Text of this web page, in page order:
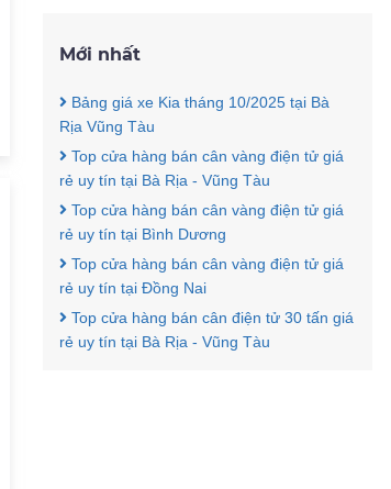
Mới nhất
Bảng giá xe Kia tháng 10/2025 tại Bà
Rịa Vũng Tàu
Top cửa hàng bán cân vàng điện tử giá
rẻ uy tín tại Bà Rịa - Vũng Tàu
Top cửa hàng bán cân vàng điện tử giá
rẻ uy tín tại Bình Dương
Top cửa hàng bán cân vàng điện tử giá
rẻ uy tín tại Đồng Nai
Top cửa hàng bán cân điện tử 30 tấn giá
rẻ uy tín tại Bà Rịa - Vũng Tàu